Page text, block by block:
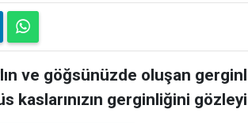
ve göğsünüzde oluşan
kaslarınızın gerginliğini